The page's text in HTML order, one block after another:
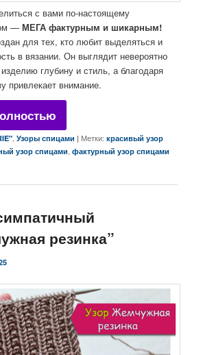
с вами по-настоящему
—МЕГА фактурным и шикарным!
для тех, кто любит выделяться и
в вязании. Он выглядит невероятно
глубину и стиль, а благодаря
привлекает внимание.
,Узоры спицами | Метки: красивый узор
узор спицами,фактурный узор спицами
резинка”